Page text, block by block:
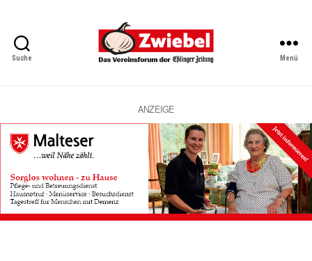
Suche
Vereinsforum
Eßlinger
Zeitung
Menü
ANZEIGE